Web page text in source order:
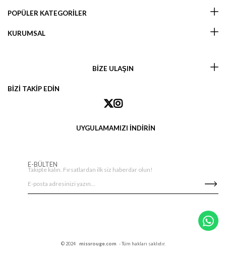
POPÜLER KATEGORİLER
KURUMSAL
BİZE ULAŞIN
BİZİ TAKİP EDİN
UYGULAMAMIZI İNDİRİN
E-BÜLTEN
Takipte kalın. Fırsatlardan ilk siz haberdar olun!
© 2024 missrouge.com - Tüm hakları saklıdır.